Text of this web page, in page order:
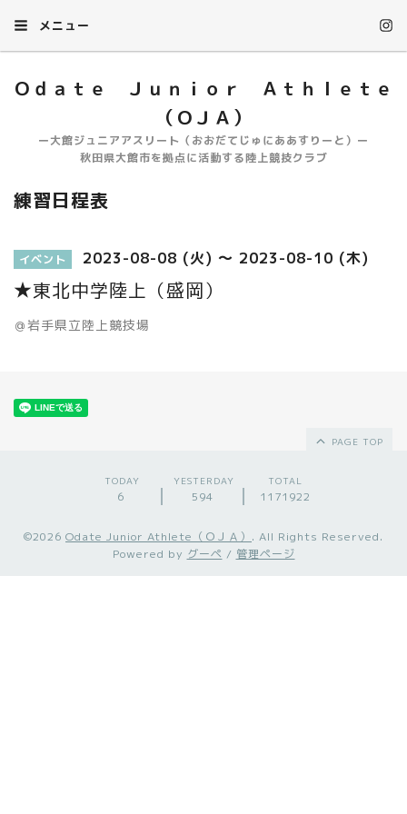
メニュー
Ｏｄａｔｅ Ｊｕｎｉｏｒ Ａｔｈｌｅｔｅ
（ＯＪＡ）
ー大館ジュニアアスリート（おおだてじゅにああすりーと）ー
秋田県大館市を拠点に活動する陸上競技クラブ
練習日程表
イベント 2023-08-08 (火) ～ 2023-08-10 (木)
★東北中学陸上（盛岡）
＠岩手県立陸上競技場
PAGE TOP
TODAY
6
YESTERDAY
594
TOTAL
1171922
©2026 Odate Junior Athlete（ＯＪＡ） . All Rights Reserved.
Powered by グーペ / 管理ページ